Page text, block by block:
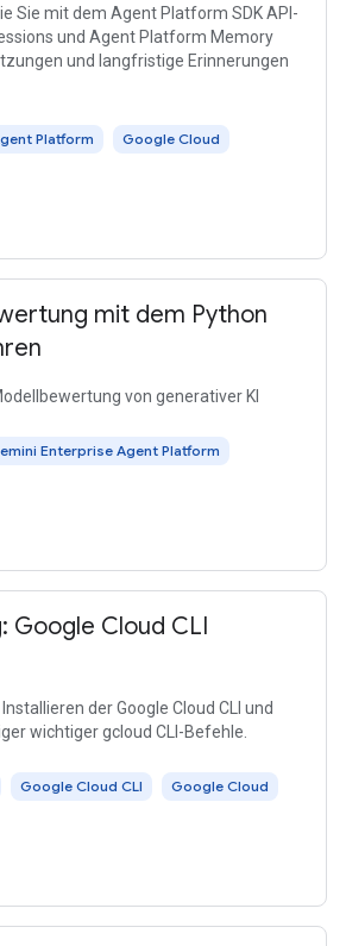
Sie mit dem Agent Platform SDK API-
und Agent Platform Memory
und langfristige Erinnerungen
Platform Google Cloud
mit dem Python
von generativer KI
Enterprise Agent Platform
Google Cloud CLI
der Google Cloud CLI und
wichtiger gcloud CLI-Befehle.
Google Cloud CLI Google Cloud